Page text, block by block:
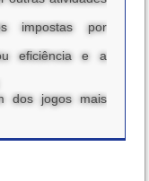
impostas por
eficiência e a
dos jogos mais